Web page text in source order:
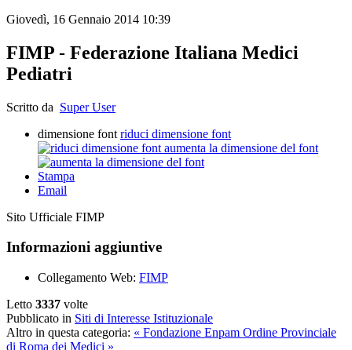
Giovedì, 16 Gennaio 2014 10:39
FIMP - Federazione Italiana Medici
Pediatri
Scritto da Super User
dimensione font riduci dimensione font
aumenta la dimensione del font
Stampa
Email
Sito Ufficiale FIMP
Informazioni aggiuntive
Collegamento Web: FIMP
Letto 3337 volte
Pubblicato in Siti di Interesse Istituzionale
Altro in questa categoria: « Fondazione Enpam Ordine Provinciale
di Roma dei Medici »